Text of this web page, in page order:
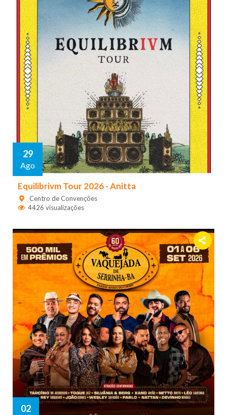
29
Ago
Equilibrivm Tour 2026 - Anitta
Centro de Convenções
4426 visualizações
02